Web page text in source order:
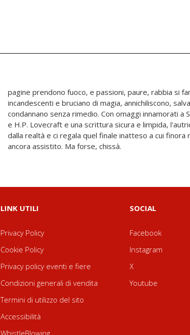
ancora assistito. Ma forse, chissà.
LINK UTILI
Privacy Policy
Cookie Policy
Privacy policy eventi e fiere
Condizioni generali di vendita
Termini di utilizzo del sito
Accessibilità
WhistleBlowing
SOCIAL
Facebook
Instagram
X
Youtube